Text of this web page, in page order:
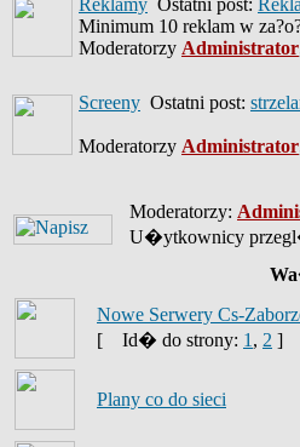
Reklamy Ostatni post:
Minimum 10 reklam w
Moderatorzy Administrator
Screeny Ostatni post:
Moderatorzy Administrator
Moderatorzy:
U�ytkownicy
Nowe Serwery Cs-
[
Id� do strony: 1 , 2 ]
Plany co do sieci